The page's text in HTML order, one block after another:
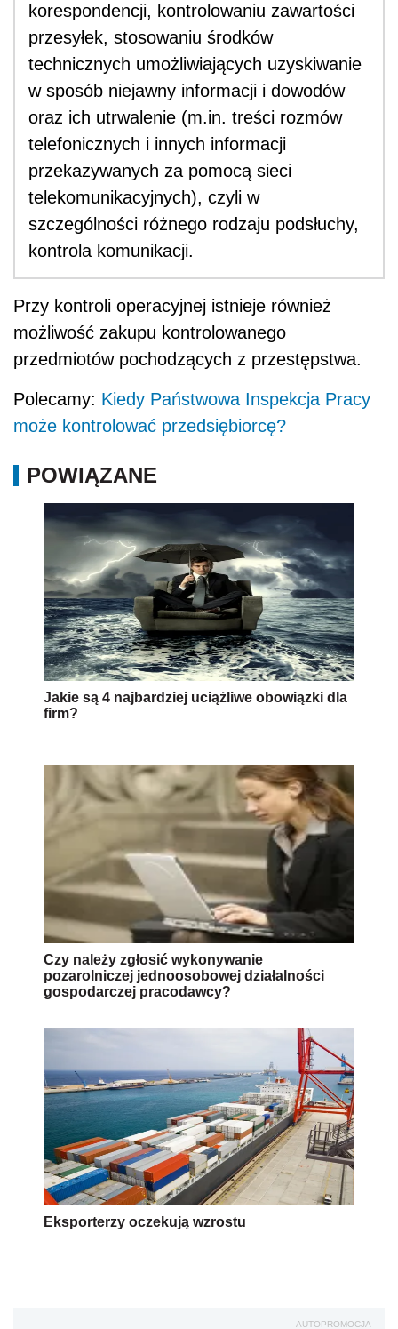
korespondencji, kontrolowaniu zawartości
przesyłek, stosowaniu środków
technicznych umożliwiających uzyskiwanie
w sposób niejawny informacji i dowodów
oraz ich utrwalenie (m.in. treści rozmów
telefonicznych i innych informacji
przekazywanych za pomocą sieci
telekomunikacyjnych), czyli w
szczególności różnego rodzaju podsłuchy,
kontrola komunikacji.
Przy kontroli operacyjnej istnieje również
możliwość zakupu kontrolowanego
przedmiotów pochodzących z przestępstwa.
Polecamy: Kiedy Państwowa Inspekcja Pracy
może kontrolować przedsiębiorcę?
POWIĄZANE
Jakie są 4 najbardziej uciążliwe obowiązki dla
firm?
Czy należy zgłosić wykonywanie
pozarolniczej jednoosobowej działalności
gospodarczej pracodawcy?
Eksporterzy oczekują wzrostu
AUTOPROMOCJA